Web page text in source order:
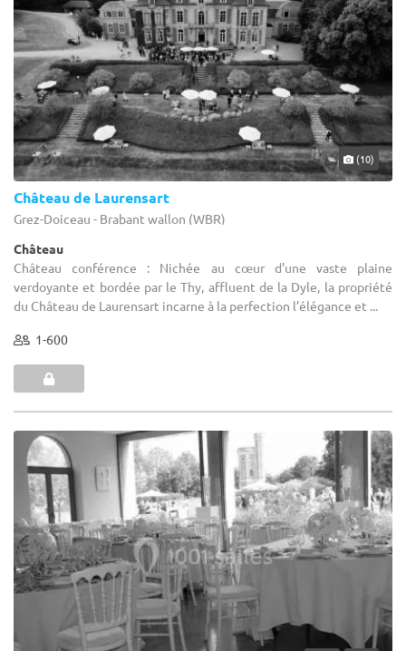
(10)
Château de Laurensart
Grez-Doiceau - Brabant wallon (WBR)
Château
Château conférence : Nichée au cœur d'une vaste plaine
verdoyante et bordée par le Thy, affluent de la Dyle, la propriété
du Château de Laurensart incarne à la perfection l’élégance et ...
1-600